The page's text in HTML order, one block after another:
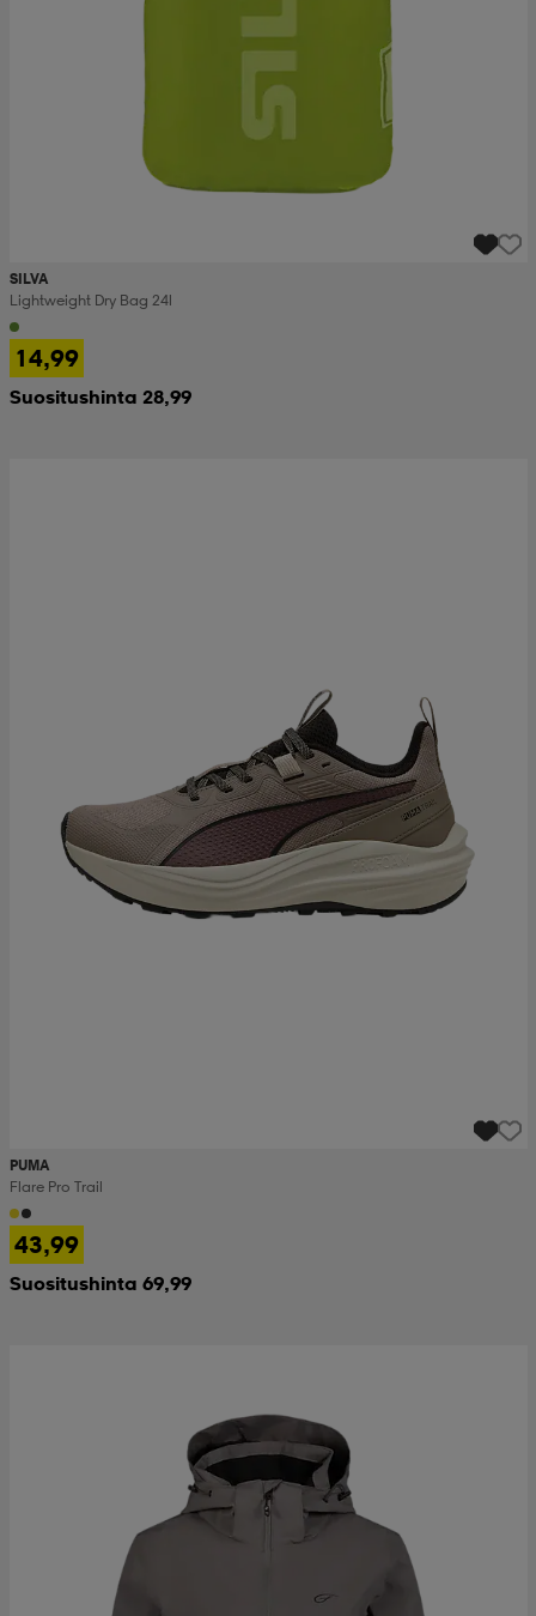
SILVA
Lightweight Dry Bag 24l
14,99
Suositushinta 28,99
PUMA
Flare Pro Trail
43,99
Suositushinta 69,99